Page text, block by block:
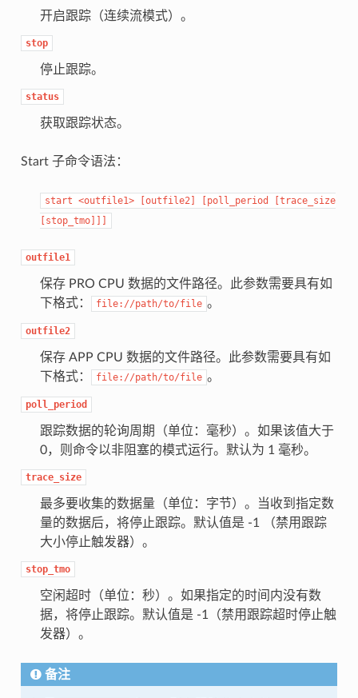
开启跟踪（连续流模式）。
stop
停止跟踪。
status
获取跟踪状态。
Start 子命令语法：
start <outfile1> [outfile2] [poll_period
[trace_size
[stop_tmo]]]
outfile1
保存 PRO CPU 数据的文件路径。此参数需要具有如
下格式：
file://path/to/file 。
outfile2
保存 APP CPU 数据的文件路径。此参数需要具有如
下格式：
file://path/to/file 。
poll_period
跟踪数据的轮询周期（单位：毫秒）。如果该值大于
0，则命令以非阻塞的模式运行。默认为 1 毫秒。
trace_size
最多要收集的数据量（单位：字节）。当收到指定数
量的数据后，将停止跟踪。默认值是 -1 （禁用跟踪
大小停止触发器）。
stop_tmo
空闲超时（单位：秒）。如果指定的时间内没有数
据，将停止跟踪。默认值是 -1（禁用跟踪超时停止触
发器）。
备注